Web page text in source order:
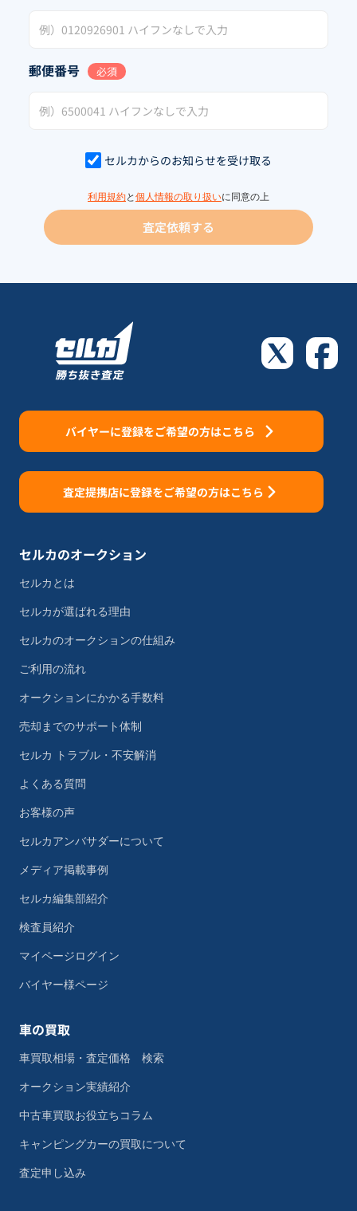
郵便番号 必須
セルカからのお知らせを受け取る
利用規約と 個人情報の取り扱いに同意の上
査定依頼する
バイヤーに登録をご希望の方はこちら
査定提携店に登録をご希望の方はこちら
セルカのオークション
セルカとは
セルカが選ばれる理由
セルカのオークションの仕組み
ご利用の流れ
オークションにかかる手数料
売却までのサポート体制
セルカ トラブル・不安解消
よくある質問
お客様の声
セルカアンバサダーについて
メディア掲載事例
セルカ編集部紹介
検査員紹介
マイページログイン
バイヤー様ページ
車の買取
車買取相場・査定価格 検索
オークション実績紹介
中古車買取お役立ちコラム
キャンピングカーの買取について
査定申し込み